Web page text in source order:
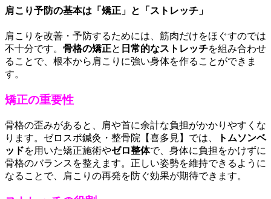
肩こり予防の基本は「矯正」と「ストレッチ」
肩こりを改善・予防するためには、筋肉だけをほぐすのでは
不十分です。 骨格の矯正と 日常的なストレッチを組み合わせ
ることで、根本から肩こりに強い身体を作ることができま
す。
矯正の重要性
骨格の歪みがあると、肩や首に余計な負担がかかりやすくな
ります。ゼロスポ鍼灸・整骨院【喜多見】では、
トムソンベ
ッドを用いた矯正施術やゼロ整体で、身体に負担をかけずに
骨格のバランスを整えます。正しい姿勢を維持できるように
なることで、肩こりの再発を防ぐ効果が期待できます。